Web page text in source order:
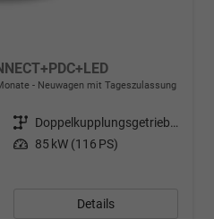
Neuwagen mit Tageszulassung
Getriebe
Doppelkupplungsgetriebe (DSG)
Leistung 85 kW (116 PS)
Details